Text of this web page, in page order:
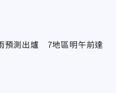
預測出爐 7地區明午前達